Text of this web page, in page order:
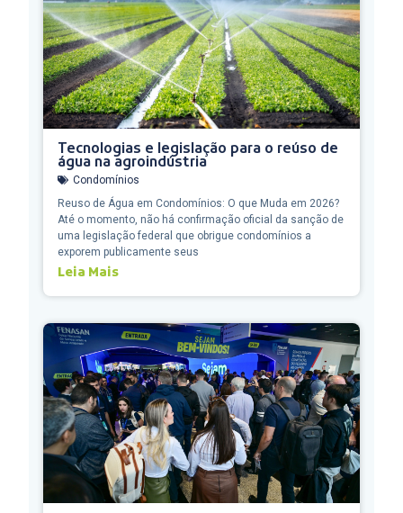
Tecnologias e legislação para o reúso de
água na agroindústria
Condomínios
Reuso de Água em Condomínios: O que Muda em 2026?
Até o momento, não há confirmação oficial da sanção de
uma legislação federal que obrigue condomínios a
exporem publicamente seus
Leia Mais